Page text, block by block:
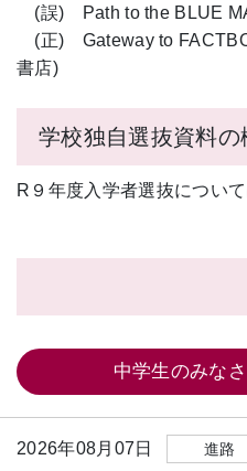
(誤) Path to the BLUE
(正) Gateway to
書店)
学校独自選抜資料の
R９年度入学者選抜につい
中学生のみな
2026年08月07日 進路